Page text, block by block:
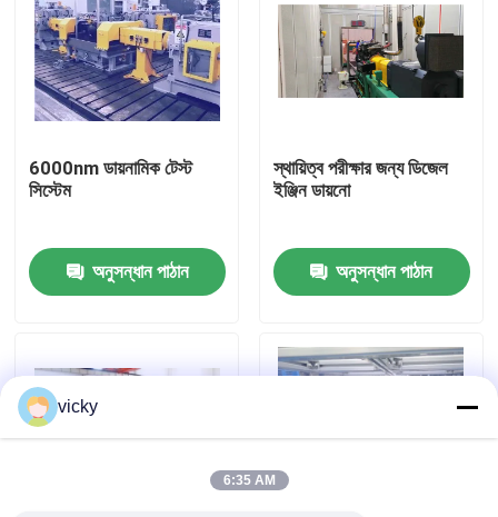
আমাদের সম্বন্ধে
কারখানা ভ্রমণ
খবর
মামলা
টর্ক ডায়নামিটার
6000nm ডায়নামিক টেস্ট
সিস্টেম
অনুসন্ধান পাঠান
স্থায়িত্ব পরীক্ষার জন্য ডিজেল
ইঞ্জিন ডায়নো
অনুসন্ধান পাঠান
vicky
6:35 AM